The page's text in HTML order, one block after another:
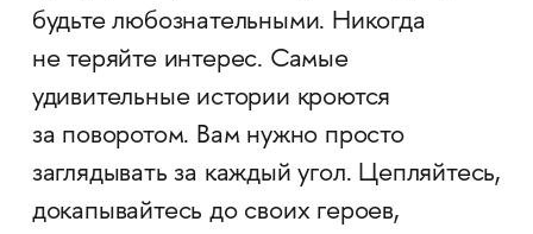
будьте любознательными. Никогда
не теряйте интерес. Самые
удивительные истории кроются
за поворотом. Вам нужно просто
заглядывать за каждый угол. Цепляйтесь,
докапывайтесь до своих героев,